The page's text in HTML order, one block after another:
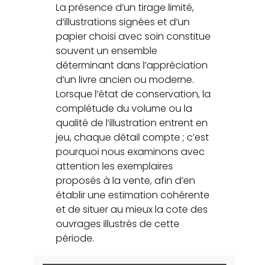
La présence d’un tirage limité,
d’illustrations signées et d’un
papier choisi avec soin constitue
souvent un ensemble
déterminant dans l’appréciation
d’un livre ancien ou moderne.
Lorsque l’état de conservation, la
complétude du volume ou la
qualité de l’illustration entrent en
jeu, chaque détail compte ; c’est
pourquoi nous examinons avec
attention les exemplaires
proposés à la vente, afin d’en
établir une estimation cohérente
et de situer au mieux la cote des
ouvrages illustrés de cette
période.